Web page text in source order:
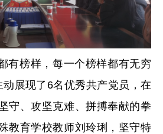
有榜样，每一个榜样都有无穷
展现了6名优秀共产党员，在
守、攻坚克难、拼搏奉献的拳
教育学校教师刘玲琍，坚守特